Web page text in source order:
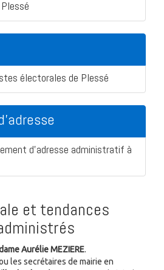
électorales de Plessé
d'adresse administratif à
et tendances
Aurélie MEZIERE.
les secrétaires de mairie en